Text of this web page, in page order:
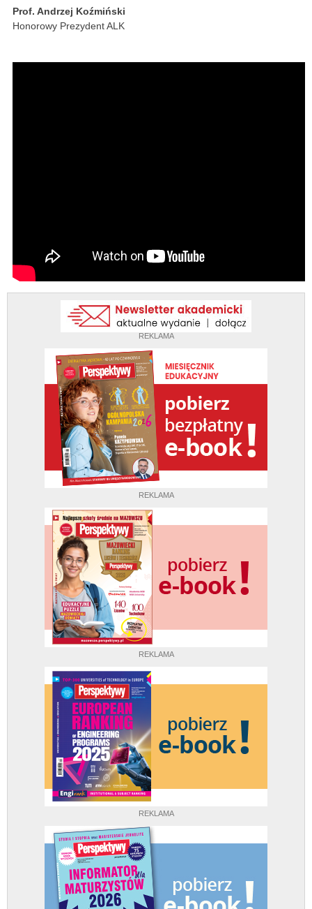
REKLAMA
REKLAMA
REKLAMA
REKLAMA
Prof. Andrzej Koźmiński
Honorowy Prezydent ALK